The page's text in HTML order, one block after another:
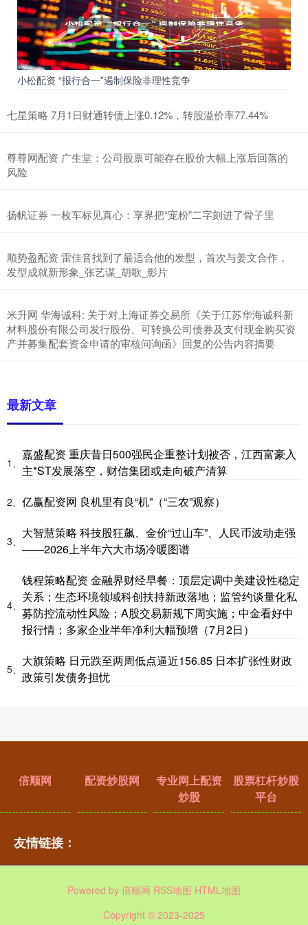
小松配资 “报行合一”遏制保险非理性竞争
七星策略 7月1日财通转债上涨0.12%，转股溢价率77.44%
尊尊网配资 广生堂：公司股票可能存在股价大幅上涨后回落的
风险
扬帆证券 一枚车标见真心：享界把“宠粉”二字刻进了骨子里
顺势盈配资 雷佳音找到了最适合他的发型，首次与姜文合作，
发型成就新形象_张艺谋_胡歌_影片
米升网 华海诚科: 关于对上海证券交易所《关于江苏华海诚科新
材料股份有限公司发行股份、可转换公司债券及支付现金购买资
产并募集配套资金申请的审核问询函》回复的公告内容摘要
最新文章
1、
嘉盛配资 重庆昔日500强民企重整计划被否，江西富豪入
主*ST发展落空，财信集团或走向破产清算
2、 亿赢配资网 良机里有良“机”（“三农”观察）
3、
大智慧策略 科技股狂飙、金价“过山车”、人民币波动走强
——2026上半年六大市场冷暖图谱
4、
钱程策略配资 金融界财经早餐：顶层定调中美建设性稳定
关系；生态环境领域科创扶持新政落地；监管约谈量化私
募防控流动性风险；A股交易新规下周实施；中金看好中
报行情；多家企业半年净利大幅预增（7月2日）
5、
大旗策略 日元跌至两周低点逼近156.85 日本扩张性财政
政策引发债务担忧
倍顺网 配资炒股网
专业网上配资
炒股
股票杠杆炒股
平台
友情链接：
Powered by 倍顺网 RSS地图 HTML地图
Copyright © 2023-2025